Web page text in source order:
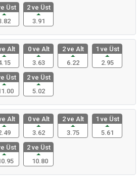
Üst
2 ve Üst
3.91
Alt
0 ve Alt
3.63
2 ve Alt
6.22
1 ve Üst
2.95
Üst
2 ve Üst
5.02
Alt
0 ve Alt
3.62
2 ve Alt
3.75
1 ve Üst
5.61
Üst
2 ve Üst
10.80